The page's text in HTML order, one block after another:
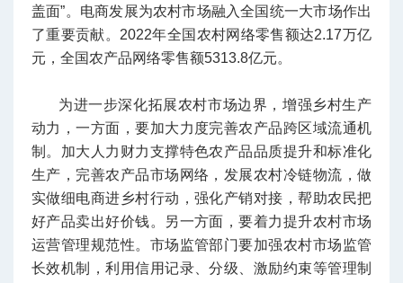
盖面”。电商发展为农村市场融入全国统一大市场作出
了重要贡献。2022年全国农村网络零售额达2.17万亿
元，全国农产品网络零售额5313.8亿元。
为进一步深化拓展农村市场边界，增强乡村生产
动力，一方面，要加大力度完善农产品跨区域流通机
制。加大人力财力支撑特色农产品品质提升和标准化
生产，完善农产品市场网络，发展农村冷链物流，做
实做细电商进乡村行动，强化产销对接，帮助农民把
好产品卖出好价钱。另一方面，要着力提升农村市场
运营管理规范性。市场监管部门要加强农村市场监管
长效机制，利用信用记录、分级、激励约束等管理制